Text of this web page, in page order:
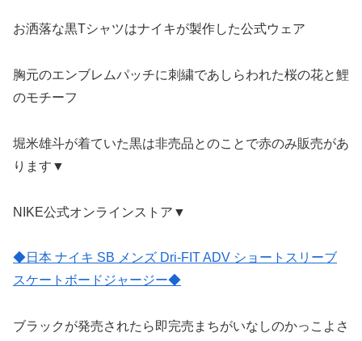
お洒落な黒Tシャツはナイキが製作した公式ウェア
胸元のエンブレムパッチに刺繍であしらわれた桜の花と鯉
のモチーフ
堀米雄斗が着ていた黒は非売品とのことで赤のみ販売があ
ります▼
NIKE公式オンラインストア▼
◆日本 ナイキ SB メンズ Dri-FIT ADV ショートスリーブ
スケートボードジャージー◆
ブラックが発売されたら即完売まちがいなしのかっこよさ